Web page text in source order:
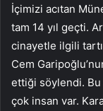
İçimizi acıtan
tam 14 yıl geçti.
cinayetle ilgili
Cem
ettiği söylendi.
çok insan var.